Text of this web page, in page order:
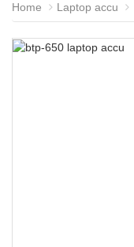
Home Laptop accu